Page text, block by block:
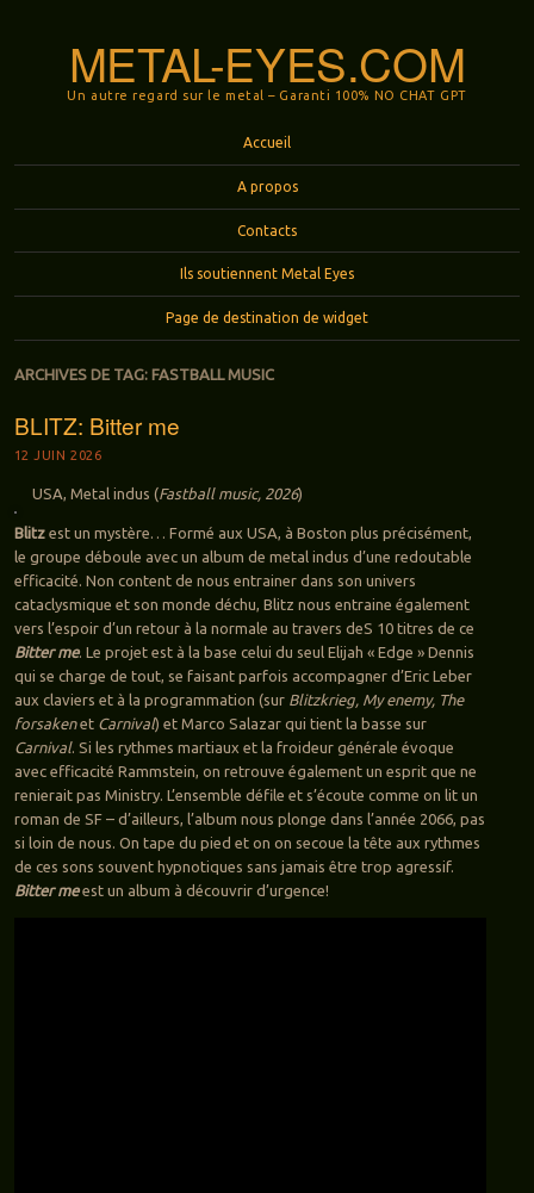
METAL-EYES.COM
Un autre regard sur le metal – Garanti 100% NO CHAT GPT
Accueil
A propos
Contacts
Ils soutiennent Metal Eyes
Page de destination de widget
ARCHIVES DE TAG: FASTBALL MUSIC
BLITZ: Bitter me
12 JUIN 2026
USA, Metal indus (Fastball music, 2026)
Blitz est un mystère… Formé aux USA, à Boston plus précisément,
le groupe déboule avec un album de metal indus d’une redoutable
efficacité. Non content de nous entrainer dans son univers
cataclysmique et son monde déchu, Blitz nous entraine également
vers l’espoir d’un retour à la normale au travers deS 10 titres de ce
Bitter me. Le projet est à la base celui du seul Elijah « Edge » Dennis
qui se charge de tout, se faisant parfois accompagner d’Eric Leber
aux claviers et à la programmation (sur Blitzkrieg, My enemy, The
forsakenet Carnival) et Marco Salazar qui tient la basse sur
Carnival. Si les rythmes martiaux et la froideur générale évoque
avec efficacité Rammstein, on retrouve également un esprit que ne
renierait pas Ministry. L’ensemble défile et s’écoute comme on lit un
roman de SF – d’ailleurs, l’album nous plonge dans l’année 2066, pas
si loin de nous. On tape du pied et on on secoue la tête aux rythmes
de ces sons souvent hypnotiques sans jamais être trop agressif.
Bitter meest un album à découvrir d’urgence!